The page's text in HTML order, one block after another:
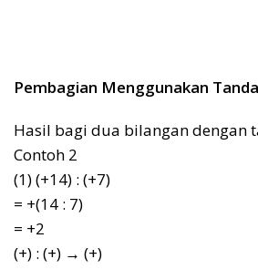
Pembagian Menggunakan
Hasil bagi dua bilangan dengan
Contoh 2
(1) (+14) : (+7)
= +(14 : 7)
= +2
(+) : (+) → (+)